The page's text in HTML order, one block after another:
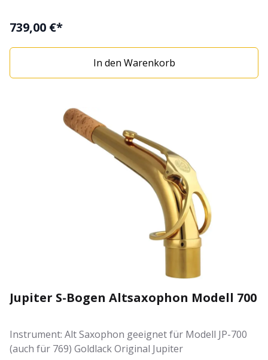
einer hochwertigen Verpackung, der "Forestone
Premium Box", geliefert. Eigenschaften "Forestone S-
Bogen": S-Bogen für Tenorsaxophon Serie: Classic
Material: Gold-Messing Finish: vergoldet warmer, voller
und voluminöser Sound aufwendige Gravur
739,00 €*
In den Warenkorb
Jupiter S-Bogen Altsaxophon Modell 700
Instrument: Alt Saxophon geeignet für Modell JP-700
(auch für 769) Goldlack Original Jupiter